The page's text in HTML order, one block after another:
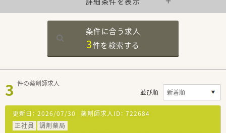
条件に合う求人
3件を検索する
3 件の薬剤師求人
並び順
更新日： 2026/07/30 薬剤師求人ID： 722684
正社員
調剤薬局